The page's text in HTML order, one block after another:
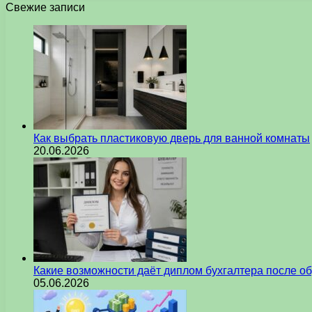
Свежие записи
Как выбрать пластиковую дверь для ванной комнаты
20.06.2026
Какие возможности даёт диплом бухгалтера после
05.06.2026